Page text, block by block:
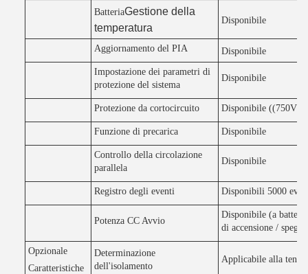
BatteriaGestione della
temperatura
Disponibile
Aggiornamento del PIA
Disponibile
Impostazione dei parametri di
protezione del sistema
Disponibile
Protezione da cortocircuito Disponibile ((750V
Funzione di precarica Disponibile
Controllo della circolazione
parallela
Disponibile
Registro degli eventi Disponibili 5000
Potenza CC Avvio
Disponibile (a
di accensione /
Opzionale
Caratteristiche
Determinazione
dell'isolamento
Applicabile alla